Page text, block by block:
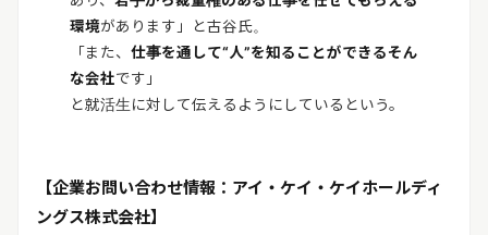
環境があります」と古谷氏。
「また、 仕事を通して“人”を知ることができるそん
な会社です」
と就活生に対して伝えるようにしているという。
【企業お問い合わせ情報：アイ・ケイ・ケイホールディ
ングス株式会社】